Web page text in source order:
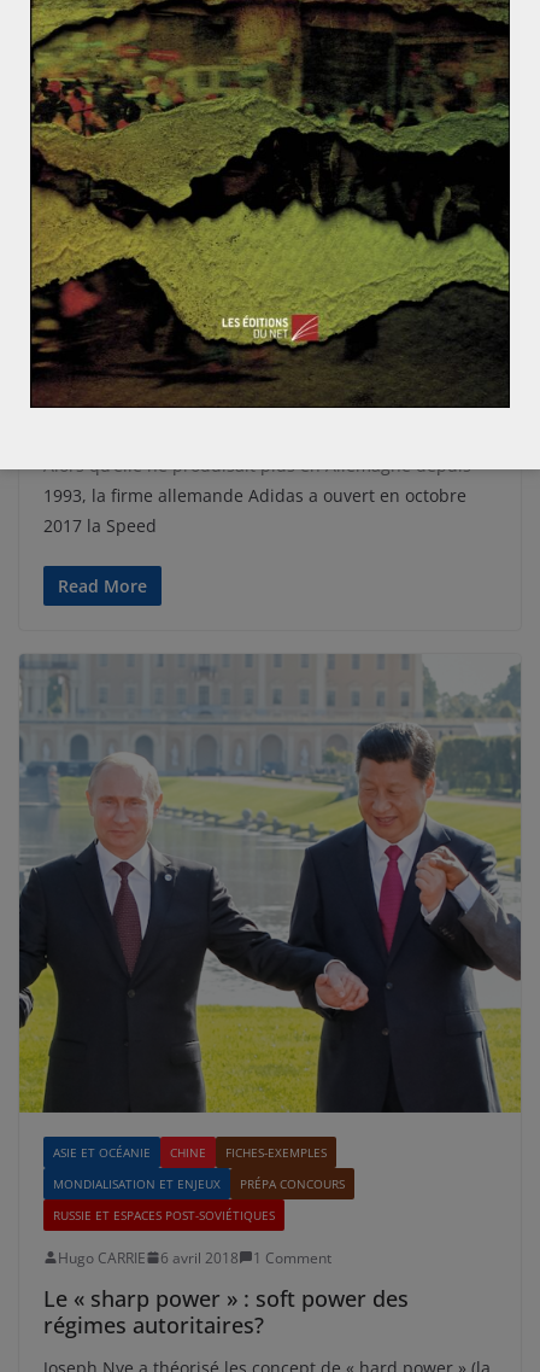
AMÉRIQUE FICHES-EXEMPLES
GÉOÉCONOMIE
MONDIALISATION ET ENJEUX
PRÉPA CONCOURS
Hugo CARRIE 9 avril 2018 0 Comments
La 4e Révolution Industrielle, vecteur de re-
Alors qu’elle ne produisait plus en Allemagne depuis
1993, la firme allemande Adidas a ouvert en octobre
2017 la Speed
Read More
ASIE ET OCÉANIE CHINE
FICHES-EXEMPLES
MONDIALISATION ET ENJEUX
PRÉPA CONCOURS
RUSSIE ET ESPACES POST-SOVIÉTIQUES
Hugo CARRIE 6 avril 2018 1 Comment
Le « sharp power » : soft power des
régimes autoritaires?